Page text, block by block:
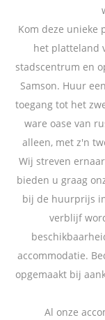
Kom deze unieke
het platteland
stadscentrum en
Samson. Huur
toegang tot het
ware oase van
alleen, met z'n
Wij streven
bieden u graag
bij de huurprijs
verblijf
accommodatie.
opgemaakt bij
Al onze